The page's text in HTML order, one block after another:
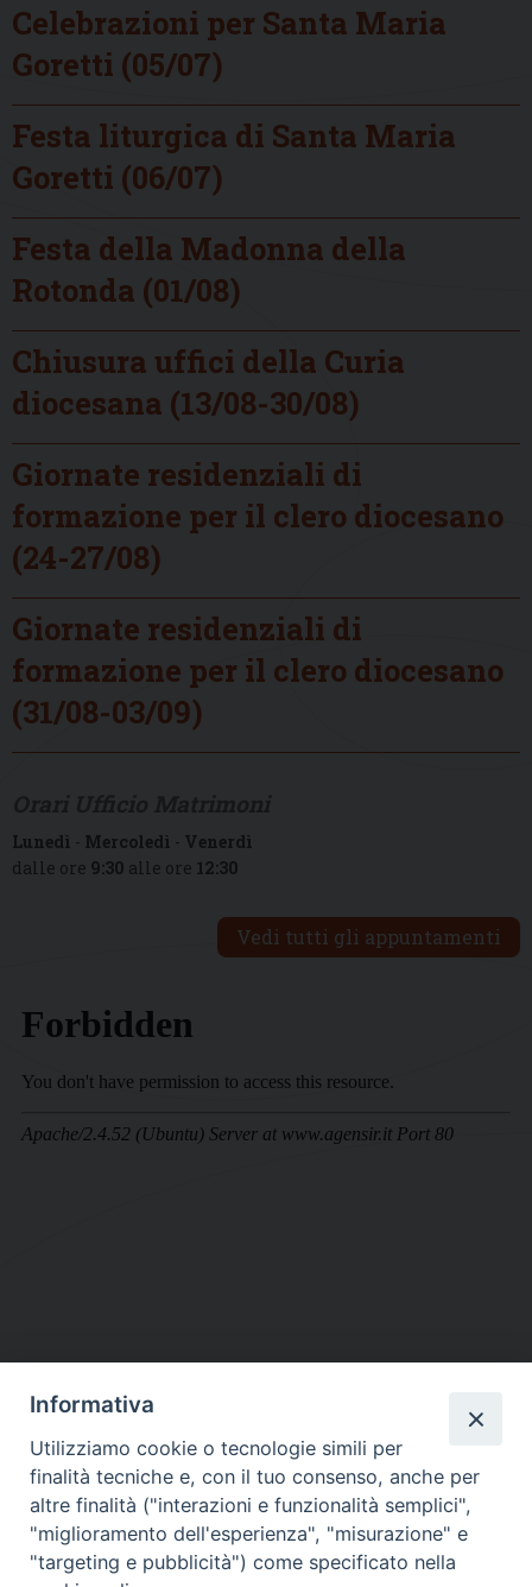
Celebrazioni per Santa Maria
Goretti (05/07)
Festa liturgica di Santa Maria
Goretti (06/07)
Festa della Madonna della
Rotonda (01/08)
Chiusura uffici della Curia
diocesana (13/08-30/08)
Giornate residenziali di
formazione per il clero diocesano
(24-27/08)
Giornate residenziali di
formazione per il clero diocesano
(31/08-03/09)
Lunedì - Mercoledì - Venerdì
dalle ore 9:30 alle ore 12:30
Vedi tutti gli appuntamenti
DIOCESI SUBURBICARIA DI ALBANO
Contatti:Tel.: 06.93268401 - Fax.: 06.9323844
E-mail:curia@diocesidialbano.it
Orari: dal Lunedì al Venerdì Ore: 9:00 - 13:00
Informativa
Utilizziamo cookie o tecnologie simili per
finalità tecniche e, con il tuo consenso, anche per
altre finalità ("interazioni e funzionalità semplici",
"miglioramento dell'esperienza", "misurazione" e
"targeting e pubblicità") come specificato nella